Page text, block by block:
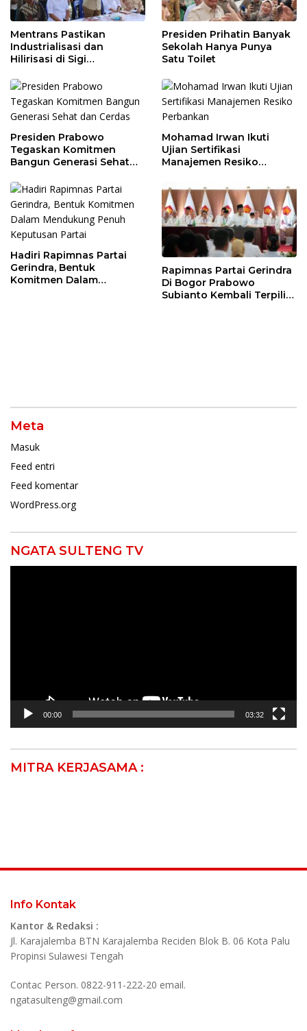
Mentrans Pastikan
Industrialisasi dan
Hilirisasi di Sigi
Perekonomian Daerah
Presiden Prihatin Banyak
Sekolah Hanya Punya
Satu Toilet
Presiden Prabowo
Tegaskan Komitmen
Bangun Generasi Sehat
Mohamad Irwan Ikuti
Ujian Sertifikasi
Manajemen Resiko
Hadiri Rapimnas Partai
Gerindra, Bentuk
Komitmen Dalam
Rapimnas Partai Gerindra
Di Bogor Prabowo
Subianto Kembali Terpilih
Meta
Masuk
Feed entri
Feed komentar
WordPress.org
NGATA SULTENG TV
00:00 03:32
MITRA KERJASAMA :
Info Kontak
Kantor & Redaksi :
Jl. Karajalemba BTN Karajalemba Reciden Blok B. 06 Kota Palu
Propinsi Sulawesi Tengah
Contac Person. 0822-911-222-20 email.
ngatasulteng@gmail.com